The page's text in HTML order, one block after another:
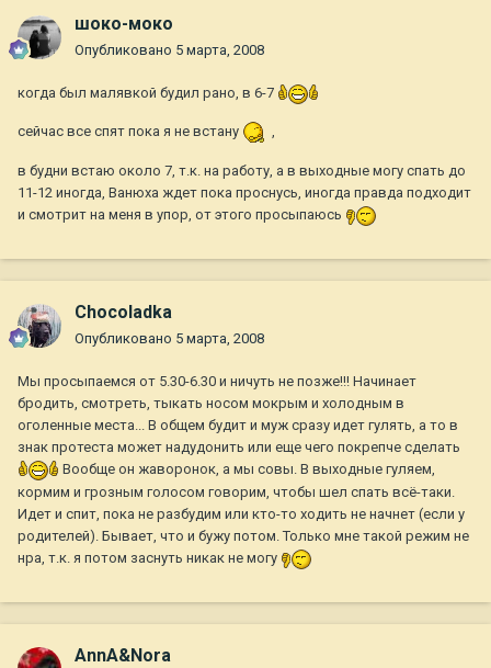
шоко-моко
Опубликовано 5 марта, 2008
когда был малявкой будил рано, в 6-7
сейчас все спят пока я не встану ,
в будни встаю около 7, т.к. на работу, а в выходные могу спать до
11-12 иногда, Ванюха ждет пока проснусь, иногда правда подходит
и смотрит на меня в упор, от этого просыпаюсь
Chocoladka
Опубликовано 5 марта, 2008
Мы просыпаемся от 5.30-6.30 и ничуть не позже!!! Начинает
бродить, смотреть, тыкать носом мокрым и холодным в
оголенные места... В общем будит и муж сразу идет гулять, а то в
знак протеста может надудонить или еще чего покрепче сделать
Вообще он жаворонок, а мы совы. В выходные гуляем,
кормим и грозным голосом говорим, чтобы шел спать всё-таки.
Идет и спит, пока не разбудим или кто-то ходить не начнет (если у
родителей). Бывает, что и бужу потом. Только мне такой режим не
нра, т.к. я потом заснуть никак не могу
AnnA&Nora